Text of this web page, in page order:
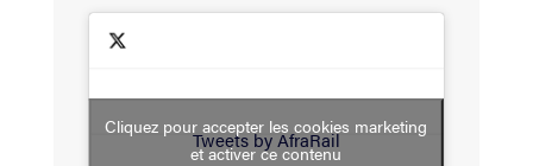
Tweets by AfraRail
Cliquez pour accepter les cookies marketing
et activer ce contenu